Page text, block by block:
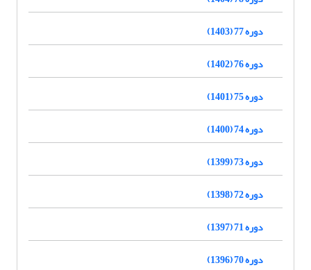
دوره 77 (1403)
دوره 76 (1402)
دوره 75 (1401)
دوره 74 (1400)
دوره 73 (1399)
دوره 72 (1398)
دوره 71 (1397)
دوره 70 (1396)